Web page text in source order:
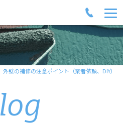
外壁の補修の注意ポイント（業者依頼、DIY）
Blog